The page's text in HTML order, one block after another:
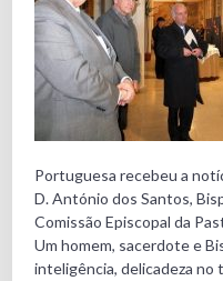
Portuguesa recebeu a
D. António dos Santos,
Comissão Episcopal da
Um homem, sacerdote e
inteligência, delicadeza